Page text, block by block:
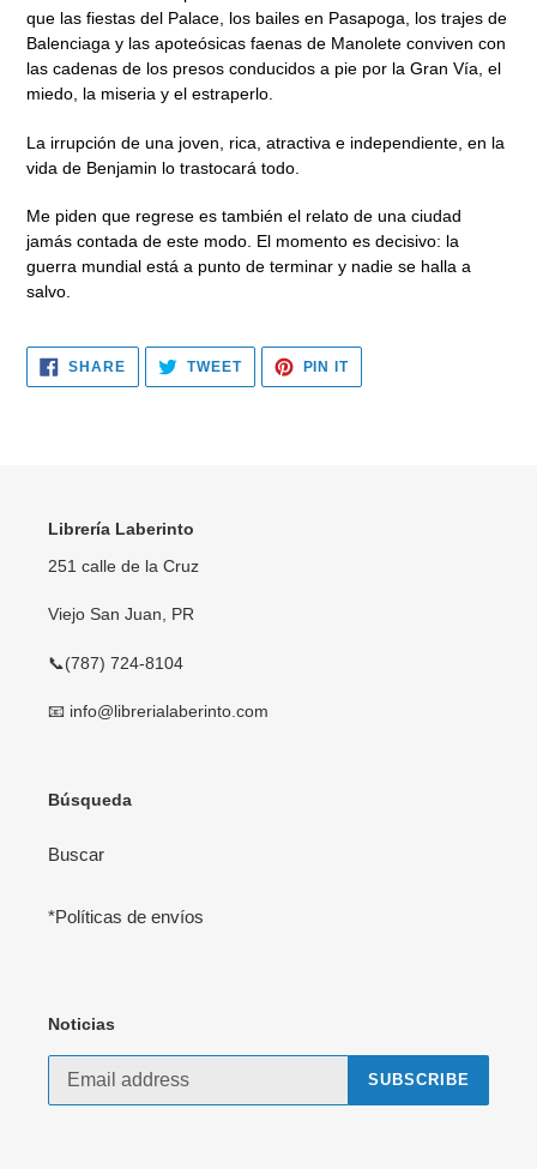
que las fiestas del Palace, los bailes en Pasapoga, los trajes de
Balenciaga y las apoteósicas faenas de Manolete conviven con
las cadenas de los presos conducidos a pie por la Gran Vía, el
miedo, la miseria y el estraperlo.
La irrupción de una joven, rica, atractiva e independiente, en la
vida de Benjamin lo trastocará todo.
Me piden que regrese es también el relato de una ciudad
jamás contada de este modo. El momento es decisivo: la
guerra mundial está a punto de terminar y nadie se halla a
salvo.
SHARESHARE
FACEBOOK
TWEETTWEET
TWITTER
PIN ITPIN
PINTEREST
Librería Laberinto
251 calle de la Cruz
Viejo San Juan, PR
📞(787) 724-8104
📧 info@librerialaberinto.com
Búsqueda
Buscar
*Políticas de envíos
Noticias
SUBSCRIBE